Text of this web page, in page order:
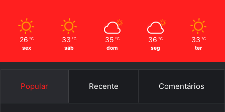
26 ℃
sex
33 ℃
sáb
35 ℃
dom
36 ℃
seg
33 ℃
ter
Popular Recente Comentários